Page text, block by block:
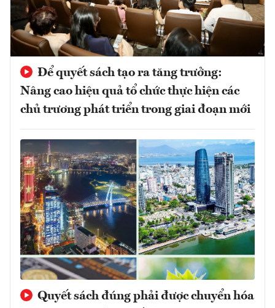
Để quyết sách tạo ra tăng trưởng:
Nâng cao hiệu quả tổ chức thực hiện các
chủ trương phát triển trong giai đoạn mới
Quyết sách đúng phải được chuyển hóa